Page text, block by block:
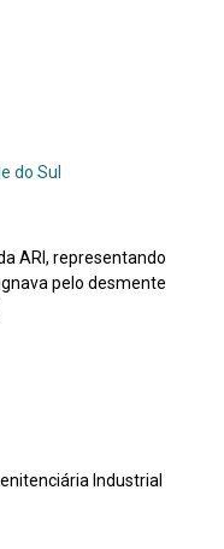
do Sul
ARI, representando
pelo desmente
Industrial